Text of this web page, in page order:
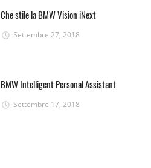
Che stile la BMW Vision iNext
Settembre 27, 2018
BMW Intelligent Personal Assistant
Settembre 17, 2018